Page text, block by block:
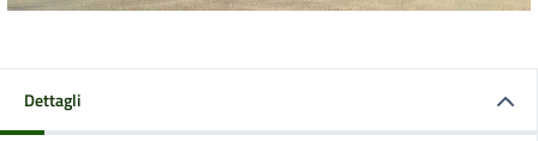
Dettagli